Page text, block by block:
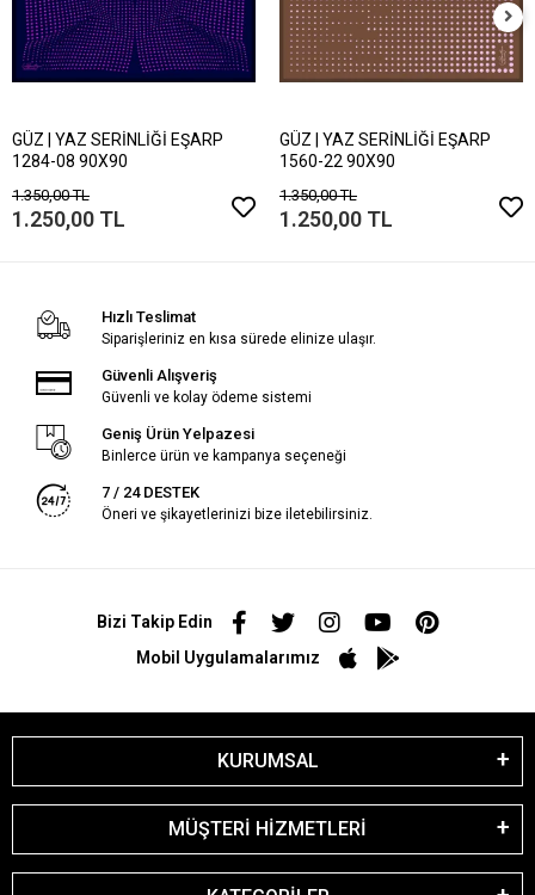
GÜZ | YAZ SERİNLİĞİ EŞARP
1284-08 90X90
1.350,00 TL
1.250,00 TL
GÜZ | YAZ SERİNLİĞİ EŞARP
1560-22 90X90
1.350,00 TL
1.250,00 TL
Hızlı Teslimat
Siparişleriniz en kısa sürede elinize ulaşır.
Güvenli Alışveriş
Güvenli ve kolay ödeme sistemi
Geniş Ürün Yelpazesi
Binlerce ürün ve kampanya seçeneği
7 / 24 DESTEK
Öneri ve şikayetlerinizi bize iletebilirsiniz.
Bizi Takip Edin
Mobil Uygulamalarımız
KURUMSAL
MÜŞTERİ HİZMETLERİ